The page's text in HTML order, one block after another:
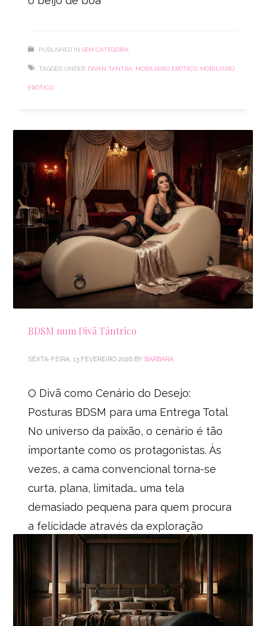
PUBLISHED IN SEM CATEGORIA
TAGGED UNDER: DIVAN TANTRA MOBILIÁRIO ERÓTICO MOBILIÁRIO
ERÓTICO
BDSM num Divã Tântrico
SEXTA-FEIRA, 13 FEVEREIRO 2026 BY BARBARA
O Divã como Cenário do Desejo:
Posturas BDSM para uma Entrega Total
No universo da paixão, o cenário é tão
importante como os protagonistas. Às
vezes, a cama convencional torna-se
curta, plana, limitada… uma tela
demasiado pequena para quem procura
a felicidade através da exploração
sensorial. Se alguma vez sentiste que a
tua imaginação voa
PUBLISHED IN SEM CATEGORIA